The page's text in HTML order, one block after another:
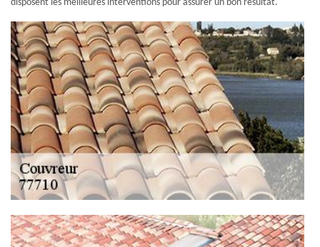
disposent les meilleures interventions pour assurer un bon résultat.